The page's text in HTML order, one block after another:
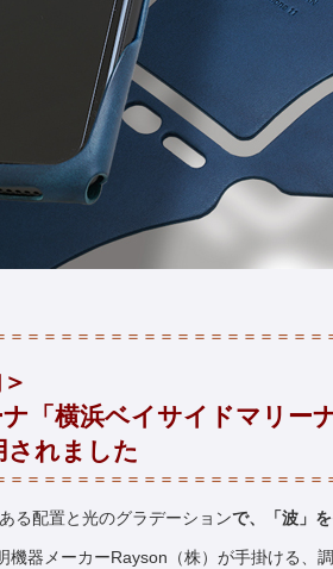
＝＝＝＝＝＝＝＝＝＝＝＝＝＝＝＝＝＝＝
「横浜ベイサイドマリー
されました
＝＝＝＝＝＝＝＝＝＝＝＝＝＝＝＝＝＝＝
る配置と光のグラデーションで、「波」
機器メーカーRayson（株）が手掛ける、